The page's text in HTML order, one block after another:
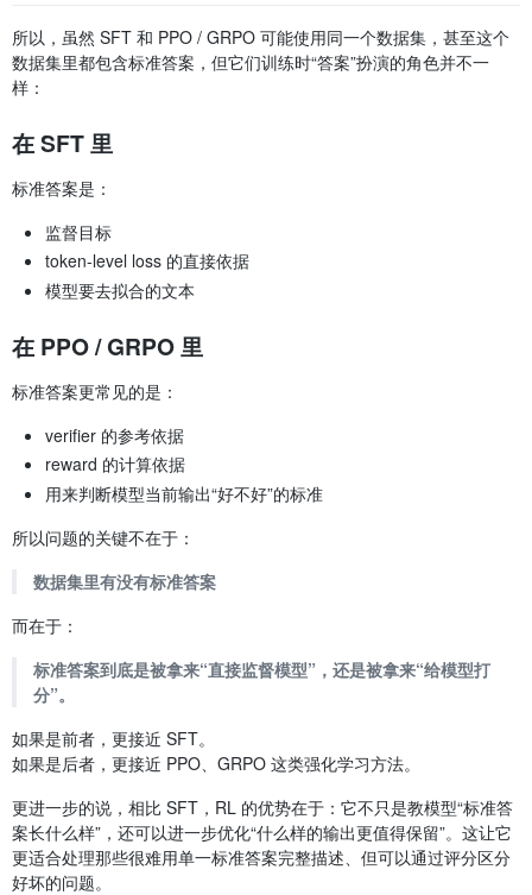
所以，虽然 SFT 和 PPO / GRPO 可能使用同一个数据集，甚至这个
数据集里都包含标准答案，但它们训练时“答案”扮演的角色并不一
样：
在 SFT 里
标准答案是：
监督目标
token-level loss 的直接依据
模型要去拟合的文本
在 PPO / GRPO 里
标准答案更常见的是：
verifier 的参考依据
reward 的计算依据
用来判断模型当前输出“好不好”的标准
所以问题的关键不在于：
数据集里有没有标准答案
而在于：
标准答案到底是被拿来“直接监督模型”，还是被拿来“给模型打
分”。
如果是前者，更接近 SFT。
如果是后者，更接近 PPO、GRPO 这类强化学习方法。
更进一步的说，相比 SFT，RL 的优势在于：它不只是教模型“标准答
案长什么样”，还可以进一步优化“什么样的输出更值得保留”。这让它
更适合处理那些很难用单一标准答案完整描述、但可以通过评分区分
好坏的问题。